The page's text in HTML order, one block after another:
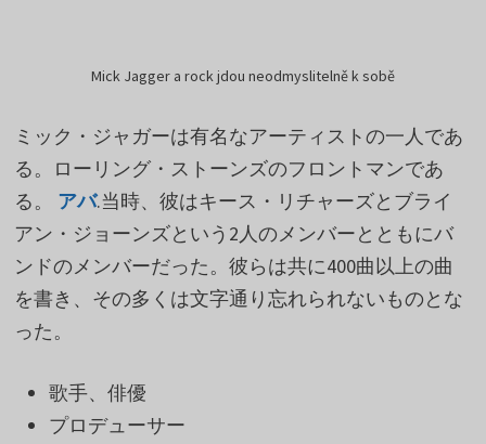
Mick Jagger a rock jdou neodmyslitelně k sobě
ミック・ジャガーは有名なアーティストの一人であ
る。ローリング・ストーンズのフロントマンであ
る。 アバ.当時、彼はキース・リチャーズとブライ
アン・ジョーンズという2人のメンバーとともにバ
ンドのメンバーだった。彼らは共に400曲以上の曲
を書き、その多くは文字通り忘れられないものとな
った。
歌手、俳優
プロデューサー